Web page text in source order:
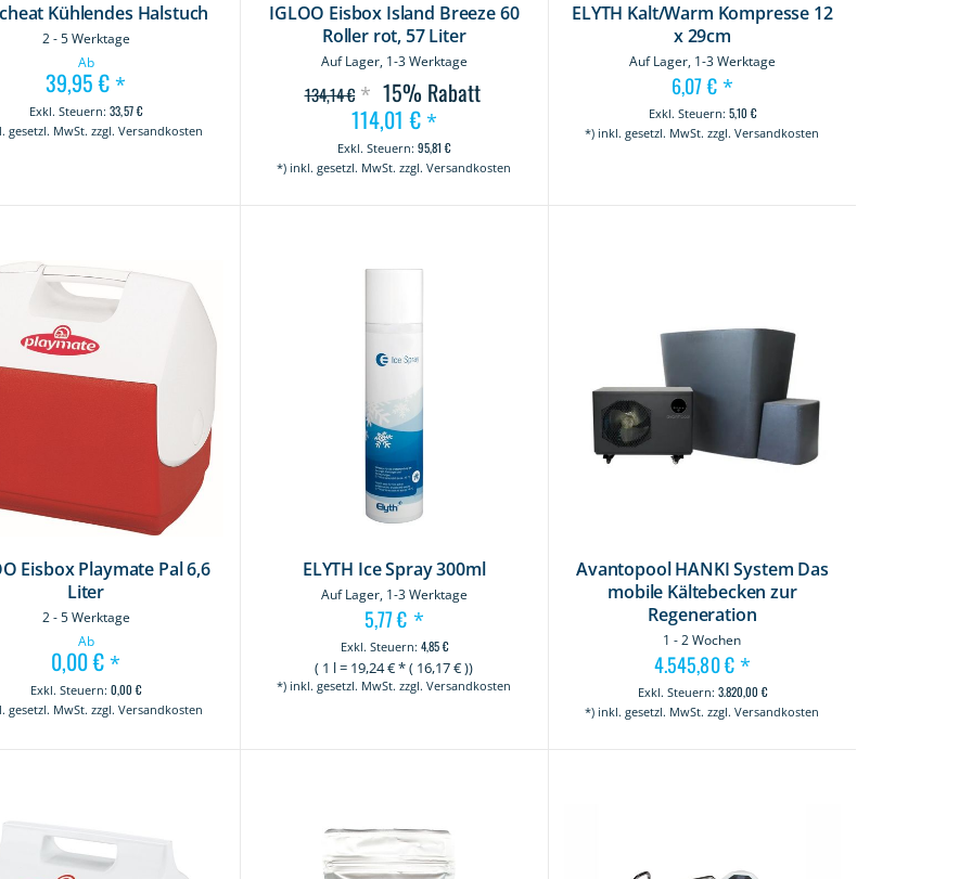
Kühlendes Halstuch
2 - 5 Werktage
Ab
39,95 € *
33,57 €
gesetzl. MwSt. zzgl. Versandkosten
IGLOO Eisbox Island Breeze 60
Roller rot, 57 Liter
Auf Lager, 1-3 Werktage
134,14 €* 15% Rabatt
Sonderangebot
114,01 €*
95,81 €
*) inkl. gesetzl. MwSt. zzgl. Versandkosten
ELYTH Kalt/Warm Kompresse 12
x 29cm
Auf Lager, 1-3 Werktage
6,07 €*
5,10 €
*) inkl. gesetzl. MwSt. zzgl. Versandkosten
Eisbox Playmate Pal 6,6
Liter
2 - 5 Werktage
Ab
0,00 € *
0,00 €
gesetzl. MwSt. zzgl. Versandkosten
ELYTH Ice Spray 300ml
Auf Lager, 1-3 Werktage
5,77 € *
4,85 €
( 1 l= 19,24€ * ( 16,17€ ))
*) inkl. gesetzl. MwSt. zzgl. Versandkosten
Avantopool HANKI System Das
mobile Kältebecken zur
Regeneration
1 - 2 Wochen
4.545,80 €*
3.820,00 €
*) inkl. gesetzl. MwSt. zzgl. Versandkosten